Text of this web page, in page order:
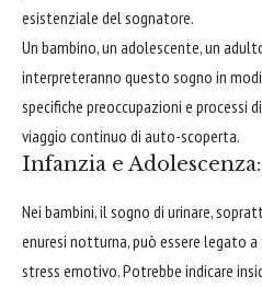
esistenziale del sognatore.
Un bambino, un adolescente, un
interpreteranno questo sogno in
specifiche preoccupazioni e processi
viaggio continuo di auto-scoperta.
Infanzia e
Nei bambini, il sogno di urinare,
enuresi notturna, può essere legato
stress emotivo. Potrebbe indicare